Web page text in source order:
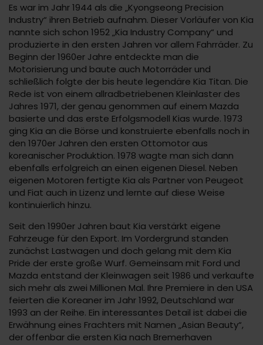
Es war im Jahr 1944 als die „Kyongseong Precision
Industry“ ihren Betrieb aufnahm. Dieser Vorläufer von Kia
nannte sich schon 1952 „Kia Industry Company“ und
produzierte in den ersten Jahren vor allem Fahrräder. Zu
Beginn der 1960er Jahre entdeckte man die
Motorisierung und baute auch Motorräder und
schließlich folgte der bis heute legendäre Kia Titan. Die
Rede ist von einem allradbetriebenen Kleinlaster des
Jahres 1971, der genau genommen auf einem Mazda
basierte und das erste Erfolgsmodell Kias wurde. 1973
ging Kia an die Börse und konstruierte ebenfalls noch in
den 1970er Jahren den ersten Ottomotor aus
koreanischer Produktion. 1978 wagte man sich dann
ebenfalls erfolgreich an einen eigenen Diesel. Neben
eigenen Motoren fertigte Kia als Partner von Peugeot
und Fiat auch in Lizenz und lernte auf diese Weise
kontinuierlich hinzu.
Seit den 1990er Jahren baut Kia verstärkt eigene
Fahrzeuge für den Export. Im Vordergrund standen
zunächst Lastwagen und doch gelang mit dem Kia
Pride der erste große Wurf. Gemeinsam mit Ford und
Mazda entstand der Kleinwagen seit 1986 und verkaufte
sich mehr als zwei Millionen Mal. Ihre Premiere in den USA
feierten die Koreaner im Jahr 1992, Deutschland war
1993 an der Reihe. Ein interessantes Detail ist dabei die
Erwähnung eines Frachters mit Namen „Asian Beauty“,
der offenbar die ersten Kia nach Bremerhaven